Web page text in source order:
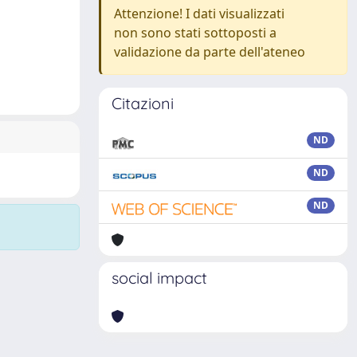
Attenzione! I dati visualizzati
non sono stati sottoposti a
validazione da parte dell'ateneo
Citazioni
ND
ND
ND
social impact